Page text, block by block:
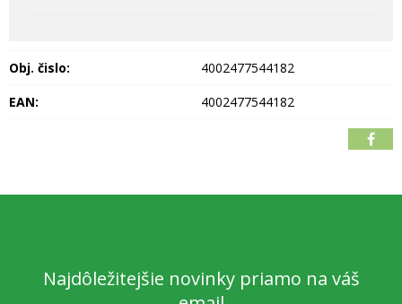
Obj. čislo:
4002477544182
EAN:
4002477544182
Najdôležitejšie novinky priamo na váš